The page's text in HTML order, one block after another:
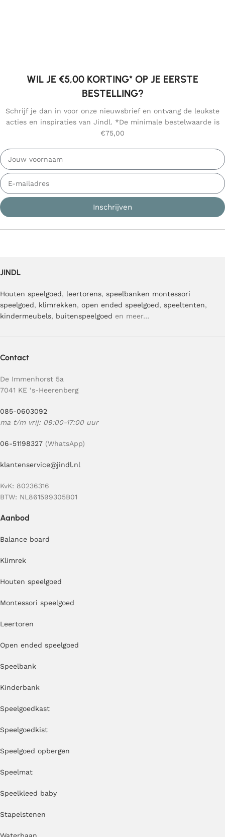
WIL JE €5,00 KORTING* OP JE EERSTE
BESTELLING?
Schrijf je dan in voor onze nieuwsbrief en ontvang de leukste
acties en inspiraties van Jindl. *De minimale bestelwaarde is
€75,00
Inschrijven
JINDL
Houten speelgoed, leertorens, speelbanken montessori
speelgoed, klimrekken, open ended speelgoed, speeltenten,
kindermeubels, buitenspeelgoed en meer…
Contact
De Immenhorst 5a
7041 KE ‘s-Heerenberg
085-0603092
ma t/m vrij: 09:00-17:00 uur
06-51198327 (WhatsApp)
klantenservice@jindl.nl
KvK: 80236316
BTW: NL861599305B01
Aanbod
Balance board
Klimrek
Houten speelgoed
Montessori speelgoed
Leertoren
Open ended speelgoed
Speelbank
Kinderbank
Speelgoedkast
Speelgoedkist
Speelgoed opbergen
Speelmat
Speelkleed baby
Stapelstenen